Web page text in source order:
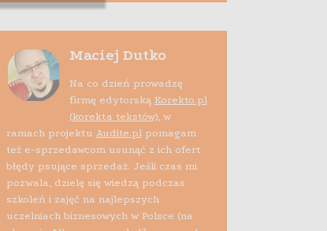
Maciej Dutko
Na co dzień prowadzę
firmę edytorską Korekto.pl
(korekta tekstów), w
ramach projektu Audite.plpomagam
też e-sprzedawcom usunąć z ich ofert
błędy psujące sprzedaż. Jeśli czas mi
pozwala, dzielę się wiedzą podczas
szkoleń i zajęć na najlepszych
uczelniach biznesowych w Polsce (na